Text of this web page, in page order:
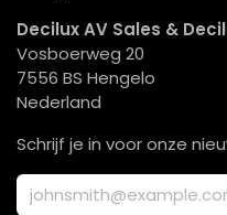
Decilux AV Sales &
Vosboerweg 20
7556 BS Hengelo
Nederland
Schrijf je in voor onze